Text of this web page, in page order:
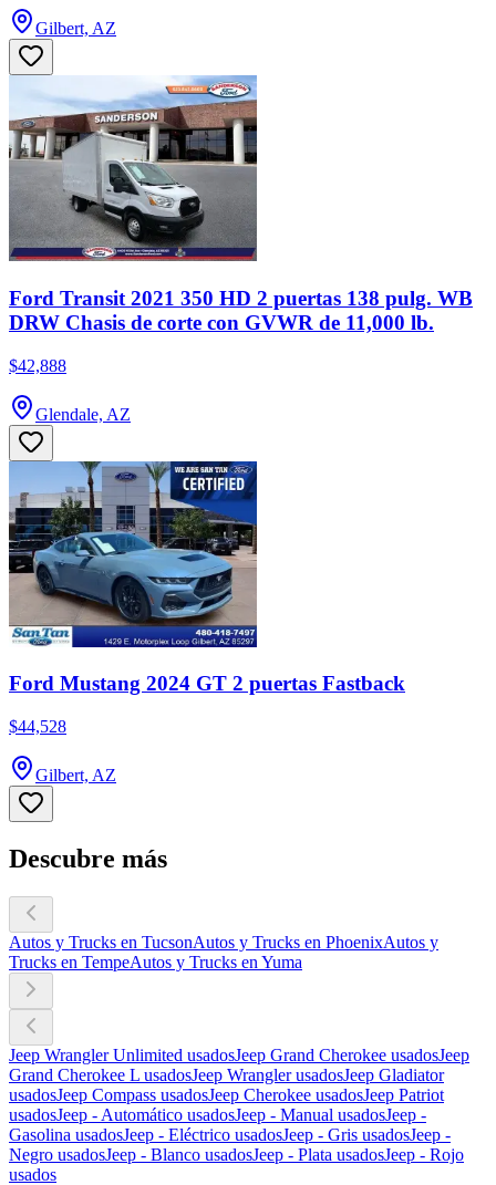
Gilbert, AZ
Ford Transit 2021 350 HD 2 puertas 138 pulg. WB
DRW Chasis de corte con GVWR de 11,000 lb.
$42,888
Glendale, AZ
Ford Mustang 2024 GT 2 puertas Fastback
$44,528
Gilbert, AZ
Descubre más
Autos y Trucks en TucsonAutos y Trucks en PhoenixAutos y
Trucks en TempeAutos y Trucks en Yuma
Jeep Wrangler Unlimited usadosJeep Grand Cherokee usadosJeep
Grand Cherokee L usadosJeep Wrangler usadosJeep Gladiator
usadosJeep Compass usadosJeep Cherokee usadosJeep Patriot
usadosJeep - Automático usadosJeep - Manual usadosJeep -
Gasolina usadosJeep - Eléctrico usadosJeep - Gris usadosJeep -
Negro usadosJeep - Blanco usadosJeep - Plata usadosJeep - Rojo
usados